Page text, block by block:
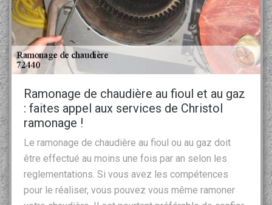
Ramonage de chaudière au fioul et au gaz
: faites appel aux services de Christol
ramonage !
Le ramonage de chaudière au fioul ou au gaz doit
être effectué au moins une fois par an selon les
reglementations. Si vous avez les compétences
pour le réaliser, vous pouvez vous même ramoner